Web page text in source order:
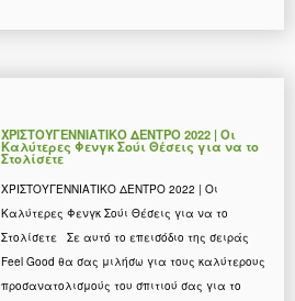
ΧΡΙΣΤΟΥΓΕΝΝΙΑΤΙΚΟ ΔΕΝΤΡΟ 2022 | Οι
Καλύτερες Φενγκ Σούι Θέσεις για να το
Στολίσετε
ΧΡΙΣΤΟΥΓΕΝΝΙΑΤΙΚΟ ΔΕΝΤΡΟ 2022 | Οι
Καλύτερες Φενγκ Σούι Θέσεις για να το
Στολίσετε Σε αυτό το επεισόδιο της σειράς
Feel Good θα σας μιλήσω για τους καλύτερους
προσανατολισμούς του σπιτιού σας για το